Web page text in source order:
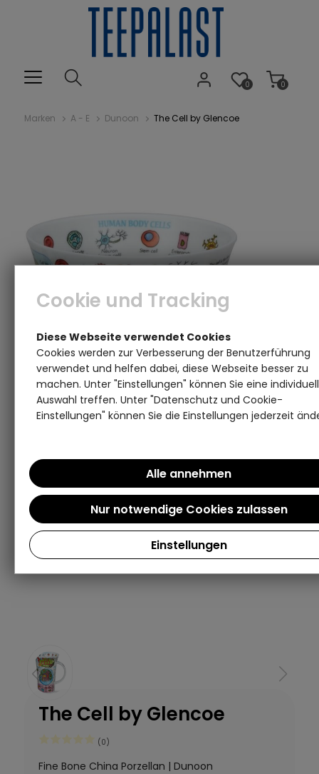
0
0
Marken A - E Dunoon The Cell by Glencoe
The Cell by Glencoe
(0)
Fine Bone China Porzellan | Dunoon
Cookie und Tracking
Diese Webseite verwendet Cookies
Cookies werden zur Verbesserung der Benutzerführung
verwendet und helfen dabei, diese Webseite besser zu
machen. Unter "Einstellungen" können Sie eine
Auswahl treffen. Unter "Datenschutz und Cookie-
Einstellungen" können Sie die Einstellungen jederzeit
Einstellungen